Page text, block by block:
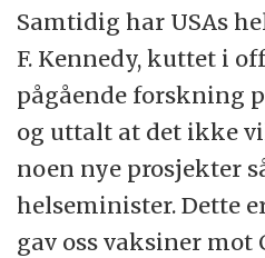
Samtidig har USAs
F. Kennedy, kuttet i
pågående forskning
og uttalt at det ikke
noen nye prosjekter
helseminister. Dette
gav oss vaksiner mot